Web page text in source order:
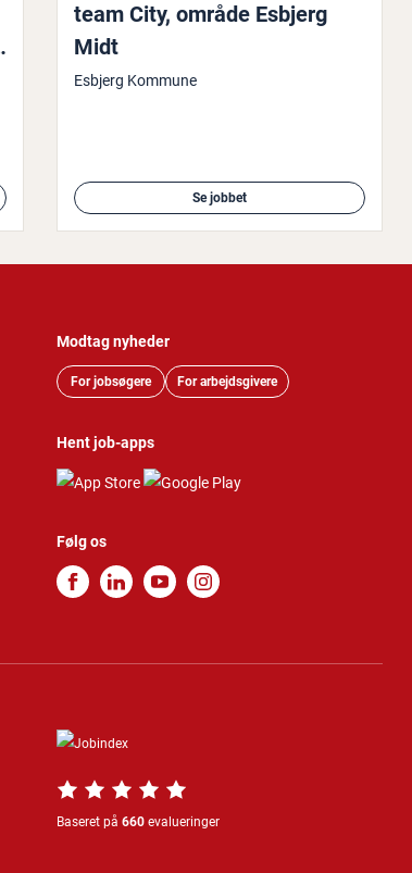
team City, område Esbjerg
Midt
Esbjerg Kommune
Se jobbet
Modtag nyheder
For jobsøgere For arbejdsgivere
Hent job-apps
Følg os
Baseret på 660 evalueringer